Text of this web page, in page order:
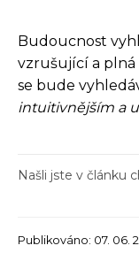
Budoucnost
vzrušující a plná
se bude
intuitivnějším a
Našli jste v článku
Publikováno: 07. 06.